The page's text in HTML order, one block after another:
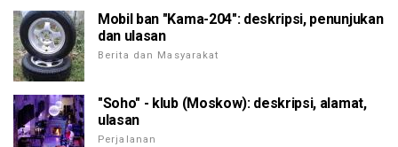
Mobil ban "Kama-204": deskripsi, penunjukan
dan ulasan
Berita dan Masyarakat
"Soho" - klub (Moskow): deskripsi, alamat,
ulasan
Perjalanan